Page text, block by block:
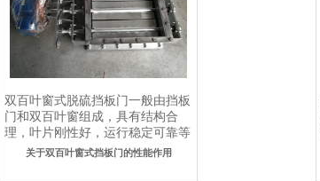
双百叶窗式脱硫挡板门一般由挡板
门和双百叶窗组成，具有结构合
理，叶片刚性好，运行稳定可靠等
优势，主要用..
关于双百叶窗式挡板门的性能作用